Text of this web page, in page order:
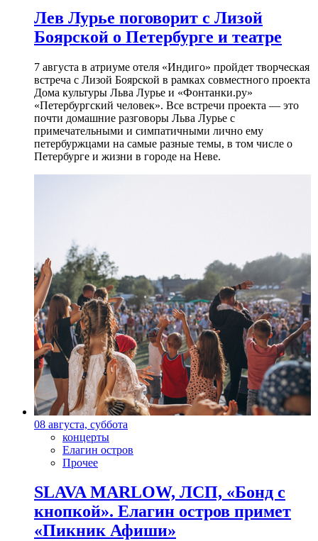
Лев Лурье поговорит с Лизой
Боярской о Петербурге и театре
7 августа в атриуме отеля «Индиго» пройдет творческая
встреча с Лизой Боярской в рамках совместного проекта
Дома культуры Льва Лурье и «Фонтанки.ру»
«Петербургский человек». Все встречи проекта — это
почти домашние разговоры Льва Лурье с
примечательными и симпатичными лично ему
петербуржцами на самые разные темы, в том числе о
Петербурге и жизни в городе на Неве.
08 августа, суббота
концерты
Елагин остров
Прочее
SLAVA MARLOW, ЛСП, «Бонд с
кнопкой». Елагин остров примет
«Пикник Афиши»